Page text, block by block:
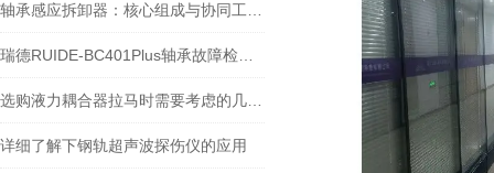
详细了解下钢轨超声波探伤仪的应用